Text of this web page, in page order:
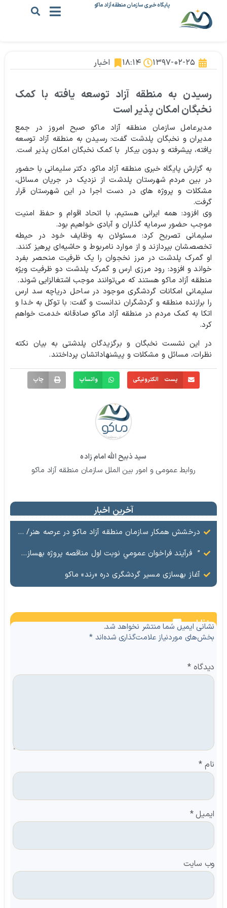
پایگاه خبری سازمان منطقه آزاد ماکو
۱۳۹۷-۰۲-۲۵ ۱۸:۱۴ اخبار
رسیدن به منطقه آزاد توسعه یافته با کمک
نخبگان امکان پذیر است
مدیرعامل سازمان منطقه آزاد ماکو صبح امروز در جمع
مدیران و نخبگان پلدشت گفت: رسیدن به منطقه آزاد توسعه
یافته، پیشرفته و بدون بیکار با کمک نخبگان امکان پذیر است.
به گزارش پایگاه خبری منطقه آزاد ماکو، دکتر سلیمانی با حضور
در بین مردم شهرستان پلدشت از نزدیک در جریان مسائل،
مشکلات و پروژه های در دست اجرا در این شهرستان قرار
گرفت.
وی افزود: همه ایرانی هستیم، با اتحاد اقوام و حفظ امنیت
موجب حضور سرمایه گذاران و آبادی خواهیم بود.
سلیمانی تصریح کرد: مسئولان به وظایف خود در حیطه
تخصصشان بپردازند و از موارد نامربوط و حاشیه‌ای پرهیز کنند.
او گمرک پلدشت در مرز نخجوان را یک ظرفیت منحصر بفرد
خواند و افزود: رود مرزی ارس و گمرک پلدشت دو ظرفیت ویژه
منطقه آزاد ماکو هستند که می‌توانند موجب اشتغالزایی شوند.
سلیمانی امکانات گردشگری موجود در ساحل دریاچه سد ارس
را برازنده منطقه و گردشگران ندانست و گفت: با توکل به خدا و
اتکا به کمک مردم در منطقه آزاد ماکو صادقانه خدمت خواهم
کرد.
در این نشست نخبگان و برگزیدگان پلدشتی به بیان نکته
نظرات، مسائل و مشکلات و پیشنهاداتشان پرداختند.
پست الکترونیکی واتساپ چاپ
سید ذبیح الله امام زاده
روابط عمومی و امور بین الملل سازمان منطقه آزاد ماکو
آخرین اخبار
درخشش همکار سازمان منطقه آزاد ماکو در عرصه هنر/ مستند تاریخی «زری خانم» به کارگردانی احد عبادی رونمایی شد
” فرآيند فراخوان عمومي نوبت اول مناقصه پروژه بهسازي و آسفالت راه و پاركينگ مجموعه آب درماني شهرستان شوط منطقه آزاد ماكو “
آغاز بهسازی مسیر گردشگری دره «رند» ماکو
نظرات
نشانی ایمیل شما منتشر نخواهد شد.
بخش‌های موردنیاز علامت‌گذاری شده‌اند*
دیدگاه*
نام *
ایمیل*
وب‌ سایت